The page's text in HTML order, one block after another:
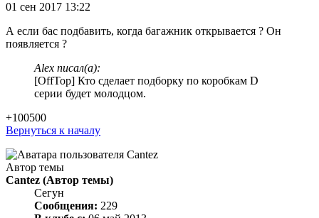
01 сен 2017 13:22
А если бас подбавить, когда багажник открывается ? Он
появляется ?
Alex писал(а):
[OffTop] Кто сделает подборку по коробкам D
серии будет молодцом.
+100500
Вернуться к началу
Автор темы
Cantez (Автор темы)
Сегун
Сообщения: 229